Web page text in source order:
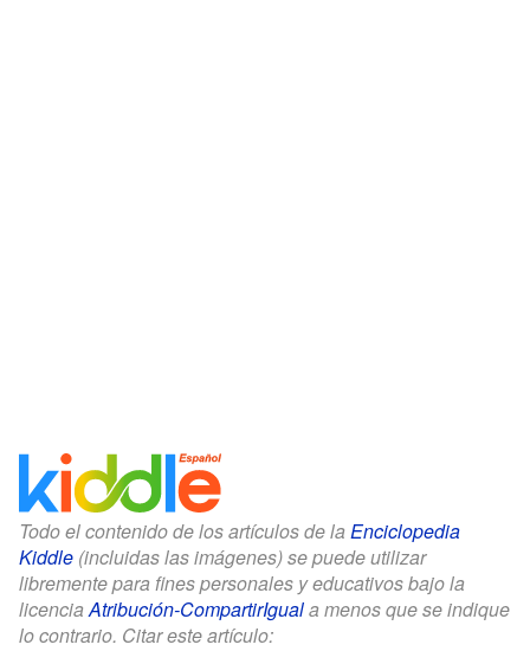
Todo el contenido de los artículos de la Enciclopedia
Kiddle (incluidas las imágenes) se puede utilizar
libremente para fines personales y educativos bajo la
licenciaAtribución-CompartirIguala menos que se indique
lo contrario. Citar este artículo: